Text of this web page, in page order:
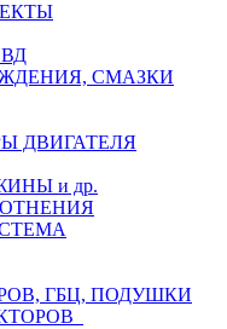
СМАЗКИ
ДВИГАТЕЛЯ
и др.
ГБЦ, ПОДУШКИ